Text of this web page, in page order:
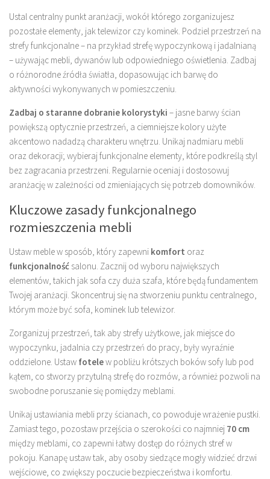
Ustal centralny punkt aranżacji, wokół którego zorganizujesz
pozostałe elementy, jak telewizor czy kominek. Podziel przestrzeń na
strefy funkcjonalne – na przykład strefę wypoczynkową i jadalnianą
– używając mebli, dywanów lub odpowiedniego oświetlenia. Zadbaj
o różnorodne źródła światła, dopasowując ich barwę do
aktywności wykonywanych w pomieszczeniu.
Zadbaj o staranne dobranie kolorystyki – jasne barwy ścian
powiększą optycznie przestrzeń, a ciemniejsze kolory użyte
akcentowo nadadzą charakteru wnętrzu. Unikaj nadmiaru mebli
oraz dekoracji; wybieraj funkcjonalne elementy, które podkreślą styl
bez zagracania przestrzeni. Regularnie oceniaj i dostosowuj
aranżację w zależności od zmieniających się potrzeb domowników.
Kluczowe zasady funkcjonalnego
rozmieszczenia mebli
Ustaw meble w sposób, który zapewni komfort oraz
funkcjonalność salonu. Zacznij od wyboru największych
elementów, takich jak sofa czy duża szafa, które będą fundamentem
Twojej aranżacji. Skoncentruj się na stworzeniu punktu centralnego,
którym może być sofa, kominek lub telewizor.
Zorganizuj przestrzeń, tak aby strefy użytkowe, jak miejsce do
wypoczynku, jadalnia czy przestrzeń do pracy, były wyraźnie
oddzielone. Ustaw fotelew pobliżu krótszych boków sofy lub pod
kątem, co stworzy przytulną strefę do rozmów, a również pozwoli na
swobodne poruszanie się pomiędzy meblami.
Unikaj ustawiania mebli przy ścianach, co powoduje wrażenie pustki.
Zamiast tego, pozostaw przejścia o szerokości co najmniej 70 cm
między meblami, co zapewni łatwy dostęp do różnych stref w
pokoju. Kanapę ustaw tak, aby osoby siedzące mogły widzieć drzwi
wejściowe, co zwiększy poczucie bezpieczeństwa i komfortu.